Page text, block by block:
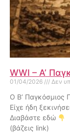
WWI – Α’
01/04/2026 Δεν
Ο Β’ Παγκόσμιος
Είχε ήδη
Διαβάστε εδώ
(βάζεις link)